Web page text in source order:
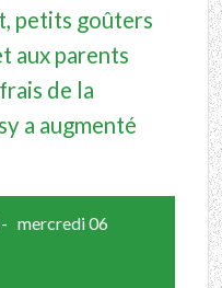
petits goûters
aux parents
de la
a augmenté
mercredi 06